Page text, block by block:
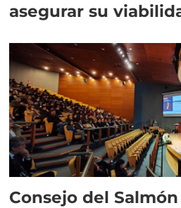
asegurar su
Consejo del